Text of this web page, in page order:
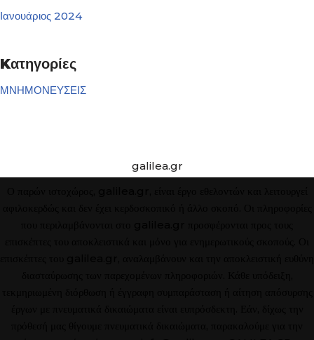
Ιανουάριος 2024
Kατηγορίες
ΜΝΗΜΟΝΕΥΣΕΙΣ
galilea.gr